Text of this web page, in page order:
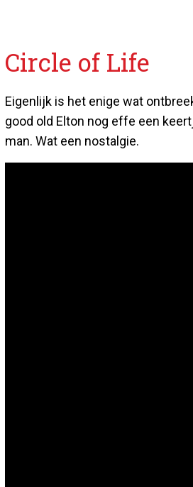
Circle of Life
Eigenlijk is het enige wat
good old Elton nog effe een
man. Wat een nostalgie.